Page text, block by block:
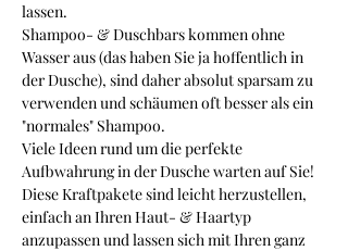
lassen.
Shampoo- & Duschbars kommen ohne
Wasser aus (das haben Sie ja hoffentlich in
der Dusche), sind daher absolut sparsam zu
verwenden und schäumen oft besser als ein
"normales" Shampoo.
Viele Ideen rund um die perfekte
Aufbwahrung in der Dusche warten auf Sie!
Diese Kraftpakete sind leicht herzustellen,
einfach an Ihren Haut- & Haartyp
anzupassen und lassen sich mit Ihren ganz